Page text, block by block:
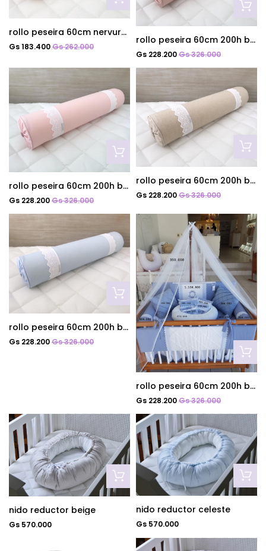
rollo peseira 60cm nervurado rosa cha
Gs 183.400Gs 262.000
rollo peseira 60cm 200h bord. Ingles rosa cha
Gs 228.200Gs 326.000
rollo peseira 60cm 200h bord. Ingles rosa quartzo
Gs 228.200Gs 326.000
rollo peseira 60cm 200h bord. Ingles mescla
Gs 228.200Gs 326.000
rollo peseira 60cm 200h bord. Ingles azul celeste
Gs 228.200Gs 326.000
rollo peseira 60cm 200h bord. Ingles azul diamante
Gs 228.200Gs 326.000
nido reductor beige
Gs 570.000
nido reductor celeste
Gs 570.000